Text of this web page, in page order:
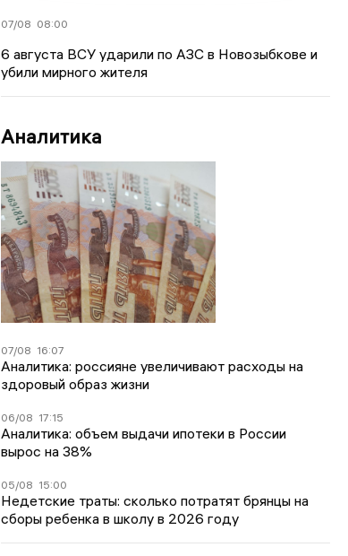
07/08 08:00
6 августа ВСУ ударили по АЗС в Новозыбкове и
убили мирного жителя
Аналитика
07/08 16:07
Аналитика: россияне увеличивают расходы на
здоровый образ жизни
06/08 17:15
Аналитика: объем выдачи ипотеки в России
вырос на 38%
05/08 15:00
Недетские траты: сколько потратят брянцы на
сборы ребенка в школу в 2026 году